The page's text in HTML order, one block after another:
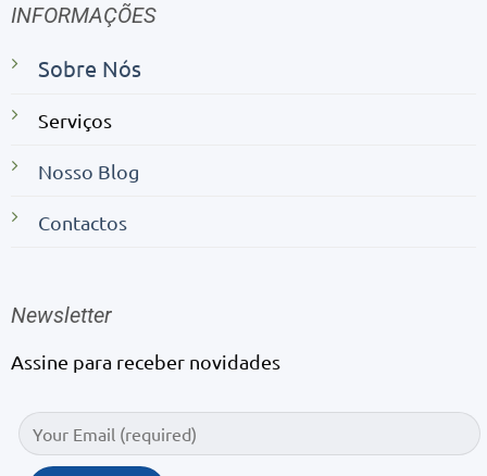
INFORMAÇÕES
Sobre Nós
Serviços
Nosso Blog
Contactos
Newsletter
Assine para receber novidades